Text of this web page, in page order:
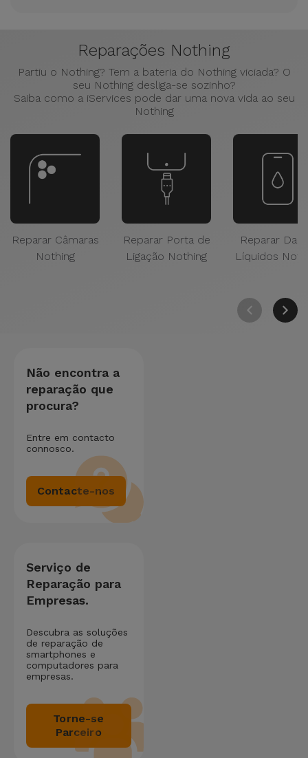
Reparações Nothing
Partiu o Nothing? Tem a bateria do Nothing viciada? O
seu Nothing desliga-se sozinho?
Saiba como a iServices pode dar uma nova vida ao seu
Nothing
Reparar Câmaras
Nothing
Reparar Porta de
Ligação Nothing
Reparar
Líquidos
Não encontra a
reparação que
procura?
Entre em contacto
connosco.
Contacte-nos
Serviço de
Reparação para
Empresas.
Descubra as soluções
de reparação de
smartphones e
computadores para
empresas.
Torne-se
Parceiro